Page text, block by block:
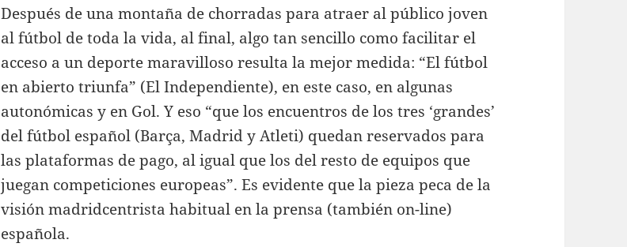
Después de una montaña de chorradas para atraer al público joven
al fútbol de toda la vida, al final, algo tan sencillo como facilitar el
acceso a un deporte maravilloso resulta la mejor medida: “El fútbol
en abierto triunfa” (El Independiente), en este caso, en algunas
autonómicas y en Gol. Y eso “que los encuentros de los tres ‘grandes’
del fútbol español (Barça, Madrid y Atleti) quedan reservados para
las plataformas de pago, al igual que los del resto de equipos que
juegan competiciones europeas”. Es evidente que la pieza peca de la
visión madridcentrista habitual en la prensa (también on-line)
española.